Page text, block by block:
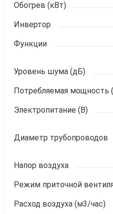
Обогрев (кВт)
Инвертор
Функции
Уровень шума (дБ)
Электропитание (В)
Диаметр трубопроводов
Напор воздуха
Расход воздуха (м3/час)